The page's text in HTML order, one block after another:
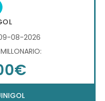
08-2026